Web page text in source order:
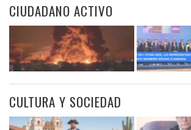
CIUDADANO ACTIVO
CULTURA Y SOCIEDAD